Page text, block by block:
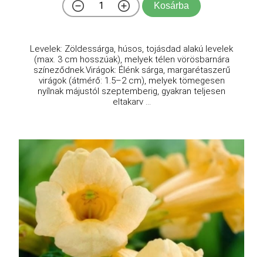
Kosárba
Levelek: Zöldessárga, húsos, tojásdad alakú levelek
(max. 3 cm hosszúak), melyek télen vörösbarnára
színeződnek.Virágok: Élénk sárga, margarétaszerű
virágok (átmérő: 1.5–2 cm), melyek tömegesen
nyílnak májustól szeptemberig, gyakran teljesen
eltakarv ...